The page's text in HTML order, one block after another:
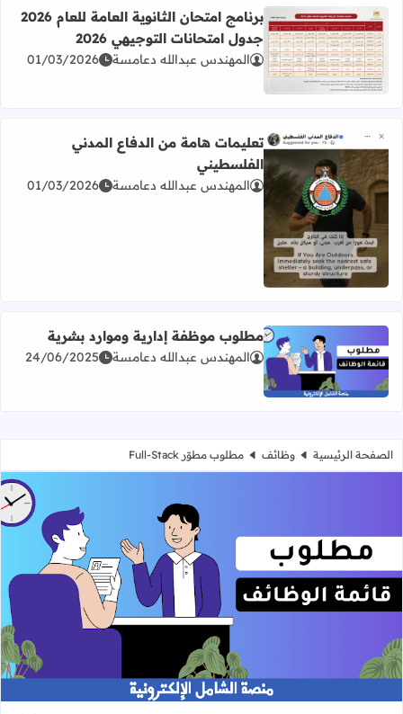
اقرأ المزيد عن برنامج امتحان الثانوية العامة للعام 2026 جدول امتحانات التوجيهي 2026
برنامج امتحان الثانوية العامة للعام 2026
جدول امتحانات التوجيهي 2026
المهندس عبدالله دعامسة 01/03/2026
اقرأ المزيد عن تعليمات هامة من الدفاع المدني الفلسطيني
تعليمات هامة من الدفاع المدني
الفلسطيني
المهندس عبدالله دعامسة 01/03/2026
اقرأ المزيد عن مطلوب موظفة إدارية وموارد بشرية
مطلوب موظفة إدارية وموارد بشرية
المهندس عبدالله دعامسة 24/06/2025
الصفحة الرئيسية وظائف مطلوب مطوّر Full-Stack
مطلوب مطوّر Full-Stack